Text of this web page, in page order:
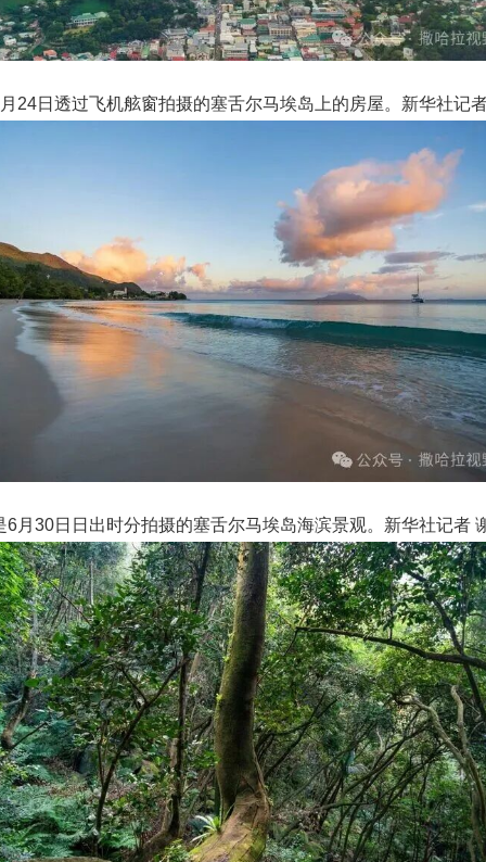
24日透过飞机舷窗拍摄的塞舌尔马埃岛上的房屋。新华社记
6月30日日出时分拍摄的塞舌尔马埃岛海滨景观。新华社记者